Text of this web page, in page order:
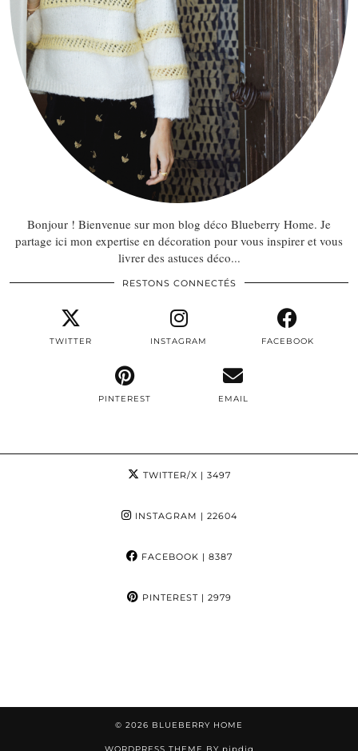
Bonjour ! Bienvenue sur mon blog déco Blueberry Home. Je
partage ici mon expertise en décoration pour vous inspirer et vous
livrer des astuces déco...
RESTONS CONNECTÉS
TWITTER INSTAGRAM FACEBOOK
PINTEREST EMAIL
TWITTER/X | 3497
INSTAGRAM | 22604
FACEBOOK | 8387
PINTEREST| 2979
© 2026 BLUEBERRY HOME